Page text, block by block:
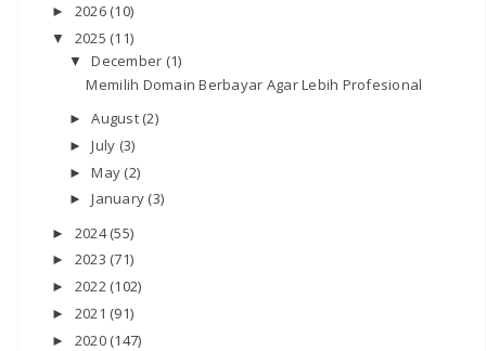
► 2026 (10)
▼ 2025 (11)
▼December (1)
Memilih Domain Berbayar Agar Lebih Profesional
►August (2)
►July (3)
►May (2)
►January (3)
► 2024(55)
► 2023 (71)
► 2022 (102)
► 2021 (91)
► 2020 (147)